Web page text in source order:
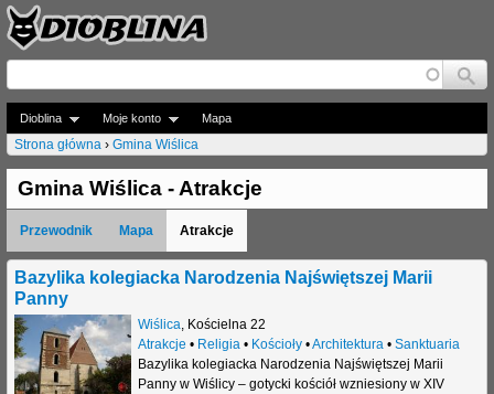
Jump to navigation
Dioblina Moje konto Mapa
J
e
s
t
e
ś
t
Strona główna › Gmina Wiślica
Gmina Wiślica - Atrakcje
Przewodnik Mapa Atrakcje
Bazylika kolegiacka Narodzenia Najświętszej Marii
Panny
Wiślica Kościelna 22
Atrakcje • Religia • Kościoły•Architektura • Sanktuaria
Bazylika kolegiacka Narodzenia Najświętszej Marii
Panny w Wiślicy – gotycki kościół wzniesiony w XIV